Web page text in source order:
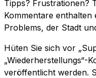
Tipps? Frustrationen?
Kommentare enthalten
Problems, der Stadt
Hüten Sie sich vor
„Wiederherstellungs“-
veröffentlicht werden.